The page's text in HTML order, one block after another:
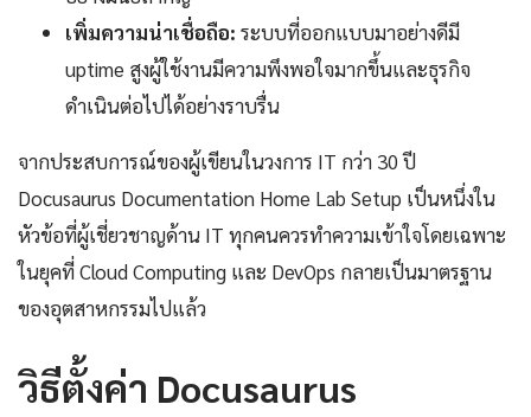
เพิ่มความน่าเชื่อถือ: ระบบที่ออกแบบมาอย่างดีมี
uptime สูงผู้ใช้งานมีความพึงพอใจมากขึ้นและธุรกิจ
ดำเนินต่อไปได้อย่างราบรื่น
จากประสบการณ์ของผู้เขียนในวงการ IT กว่า 30 ปี
Docusaurus Documentation Home Lab Setup เป็นหนึ่งใน
หัวข้อที่ผู้เชี่ยวชาญด้าน IT ทุกคนควรทำความเข้าใจโดยเฉพาะ
ในยุคที่ Cloud Computing และ DevOps กลายเป็นมาตรฐาน
ของอุตสาหกรรมไปแล้ว
วิธีตั้งค่า Docusaurus